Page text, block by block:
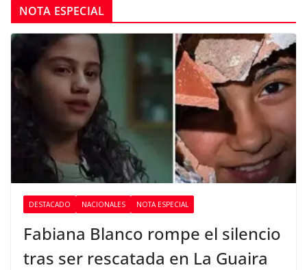
NOTA ESPECIAL
DESTACADO NACIONALES NOTA ESPECIAL
Fabiana Blanco rompe el silencio
tras ser rescatada en La Guaira